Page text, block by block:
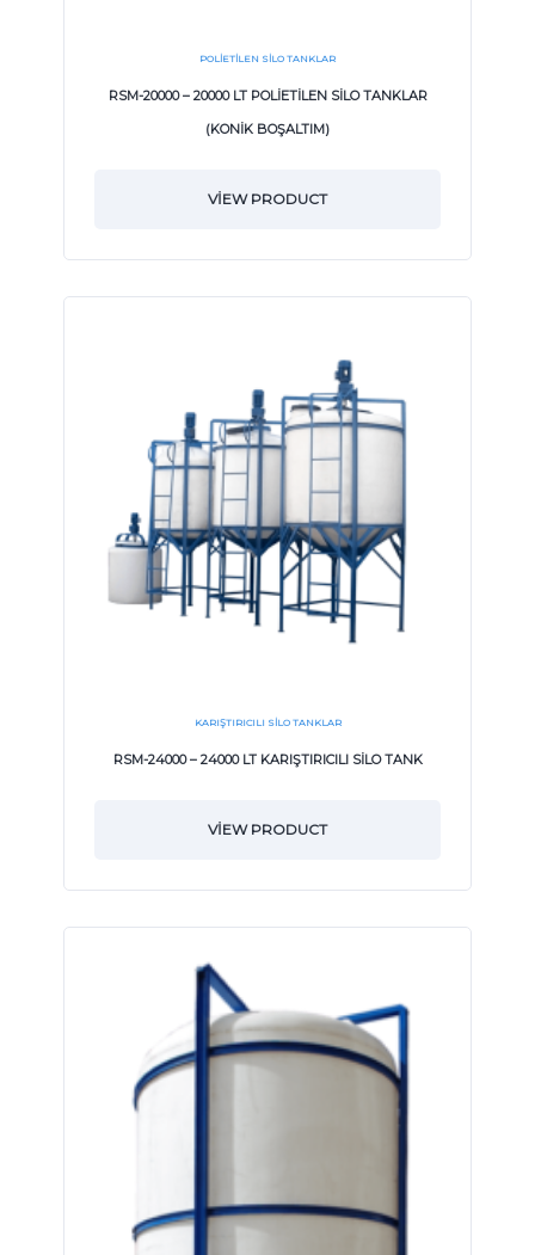
POLIETILEN SILO TANKLAR
RSM-20000 – 20000 LT POLİETİLEN SİLO TANKLAR
(KONİK BOŞALTIM)
VIEW PRODUCT
KARIŞTIRICILI SILO TANKLAR
RSM-24000 – 24000 LT KARIŞTIRICILI SİLO TANK
VIEW PRODUCT